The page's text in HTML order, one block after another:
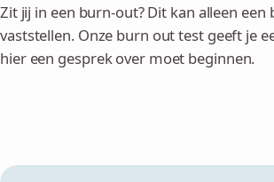
Zit jij in een burn-out? Dit kan alleen een
vaststellen. Onze burn out test geeft je
hier een gesprek over moet beginnen.